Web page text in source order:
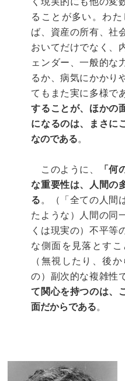
ることが多い。わ
ば、資産の所有、社
おいてだけでなく、
ェンダー、一般的な
るか、病気にかかり
てもまた実に多様で
することが、ほかの
になるのは、まさに
なのである。
このように、
「何
な重要性は、人間の
る 。（「全ての人間
たような）人間の同
くは現実の）不平等
な側面を見落とすこ
（無視したり、後
の）副次的な複雑性
て関心を持つのは、
面だからである。